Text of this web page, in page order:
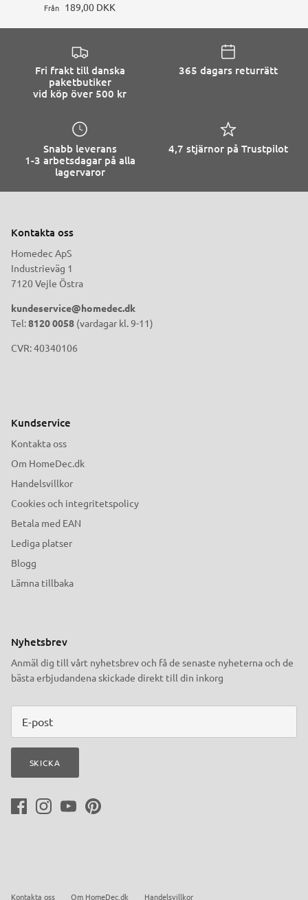
Från 189,00 DKK
Fri frakt till danska
paketbutiker
vid köp över 500 kr
365 dagars returrätt
Snabb leverans
1-3 arbetsdagar på alla
lagervaror
4,7 stjärnor på Trustpilot
Kontakta oss
Homedec ApS
Industrieväg 1
7120 Vejle Östra
kundeservice@homedec.dk
Tel:8120 0058 (vardagar kl. 9-11)
CVR: 40340106
Kundservice
Kontakta oss
Om HomeDec.dk
Handelsvillkor
Cookies och integritetspolicy
Betala med EAN
Lediga platser
Blogg
Lämna tillbaka
Nyhetsbrev
Anmäl dig till vårt nyhetsbrev och få de senaste nyheterna och de
bästa erbjudandena skickade direkt till din inkorg
SKICKA
Kontakta oss Om HomeDec.dk Handelsvillkor